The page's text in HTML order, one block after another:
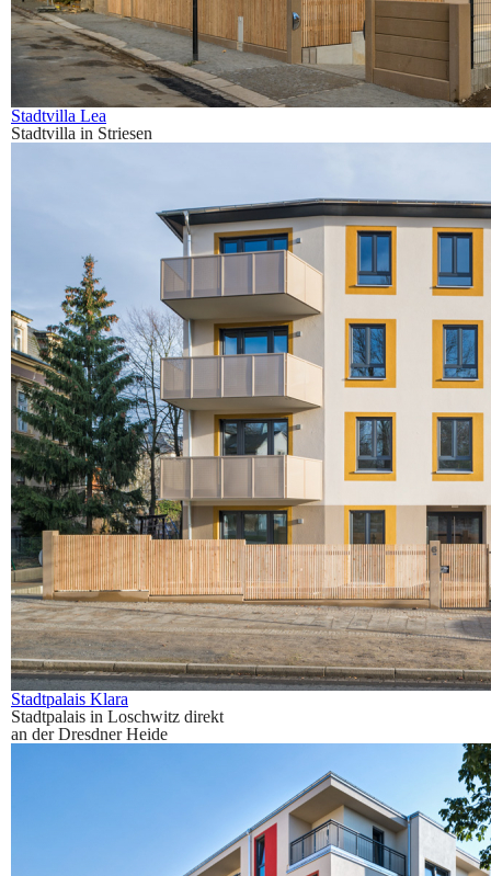
Stadtvilla Lea
Stadtvilla in Striesen
Stadtpalais Klara
Stadtpalais in Loschwitz direkt
an der Dresdner Heide